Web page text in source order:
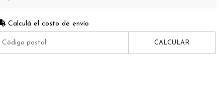
Calculá el costo de envío
CALCULAR